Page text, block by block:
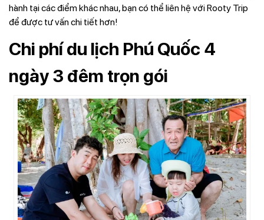
hành tại các điểm khác nhau, bạn có thể liên hệ với Rooty Trip
để được tư vấn chi tiết hơn!
Chi phí du lịch Phú Quốc 4
ngày 3 đêm trọn gói